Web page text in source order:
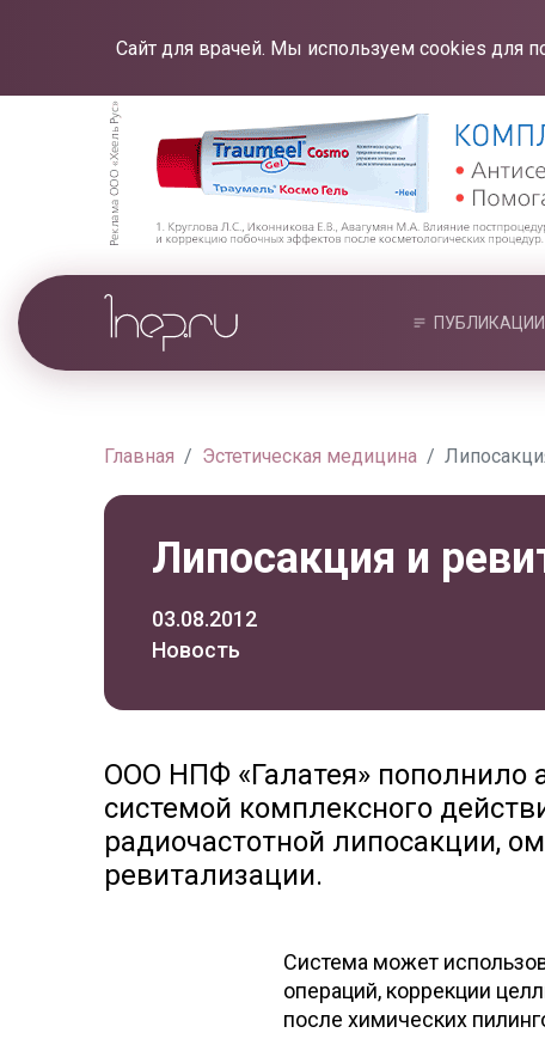
Сайт для врачей. Мы используем cookies для
ПУБЛИКАЦИИ
Главная Эстетическая медицина
Липосакция и
03.08.2012
Новость
ООО НПФ «Галатея» пополнило
системой комплексного
радиочастотной липосакции,
ревитализации.
Система может
операций, коррекции
после химических